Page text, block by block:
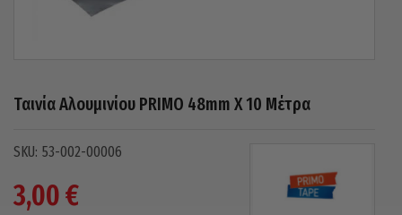
Ταινία Αλουμινίου PRIMO 48mm X 10 Μέτρα
53-002-00006
3,00€